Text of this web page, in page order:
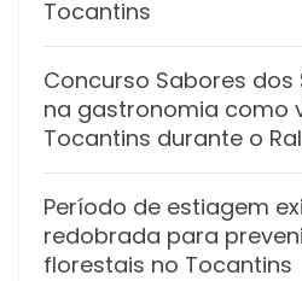
Tocantins
Concurso Sabores
na gastronomia como
Tocantins durante o
Período de estiagem
redobrada para
florestais no Tocantins